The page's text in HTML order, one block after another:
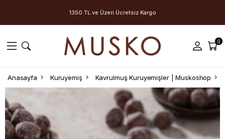
1350 TL ve Üzeri Ücretsiz Kargo
0
Anasayfa Kuruyemiş Kavrulmuş Kuruyemişler | Muskoshop